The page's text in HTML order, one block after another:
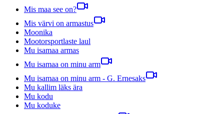
Mis maa see on?
Mis värvi on armastus
Moonika
Mootorsportlaste laul
Mu isamaa armas
Mu isamaa on minu arm
Mu isamaa on minu arm - G. Ernesaks
Mu kallim läks ära
Mu kodu
Mu koduke